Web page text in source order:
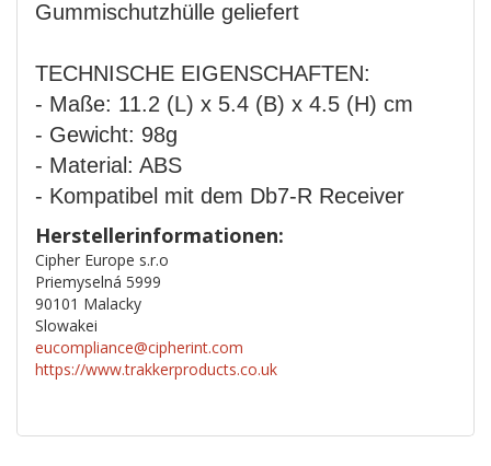
Gummischutzhülle geliefert
TECHNISCHE EIGENSCHAFTEN:
- Maße: 11.2 (L) x 5.4 (B) x 4.5 (H) cm
- Gewicht: 98g
- Material: ABS
- Kompatibel mit dem Db7-R Receiver
Herstellerinformationen:
Cipher Europe s.r.o
Priemyselná 5999
90101 Malacky
Slowakei
eucompliance@cipherint.com
https://www.trakkerproducts.co.uk